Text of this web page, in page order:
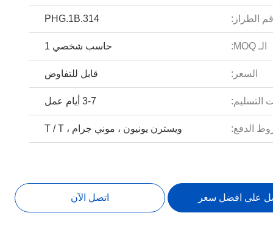
الطراز: PHG.1B.314
الـ MOQ: حاسب شخصي 1
السعر: قابل للتفاوض
التسليم: 3-7 أيام عمل
الدفع: ويسترن يونيون ، موني جرام ، T / T
على افضل سعر اتصل الآن